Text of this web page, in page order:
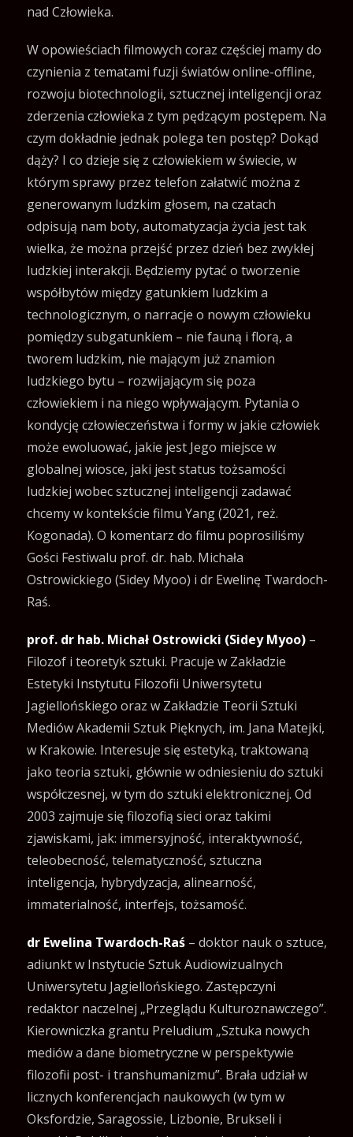
nad Człowieka.
W opowieściach filmowych coraz częściej mamy do
czynienia z tematami fuzji światów online-offline,
rozwoju biotechnologii, sztucznej inteligencji oraz
zderzenia człowieka z tym pędzącym postępem. Na
czym dokładnie jednak polega ten postęp? Dokąd
dąży? I co dzieje się z człowiekiem w świecie, w
którym sprawy przez telefon załatwić można z
generowanym ludzkim głosem, na czatach
odpisują nam boty, automatyzacja życia jest tak
wielka, że można przejść przez dzień bez zwykłej
ludzkiej interakcji. Będziemy pytać o tworzenie
współbytów między gatunkiem ludzkim a
technologicznym, o narracje o nowym człowieku
pomiędzy subgatunkiem – nie fauną i florą, a
tworem ludzkim, nie mającym już znamion
ludzkiego bytu – rozwijającym się poza
człowiekiem i na niego wpływającym. Pytania o
kondycję człowieczeństwa i formy w jakie człowiek
może ewoluować, jakie jest Jego miejsce w
globalnej wiosce, jaki jest status tożsamości
ludzkiej wobec sztucznej inteligencji zadawać
chcemy w kontekście filmu Yang (2021, reż.
Kogonada). O komentarz do filmu poprosiliśmy
Gości Festiwalu prof. dr. hab. Michała
Ostrowickiego (Sidey Myoo) i dr Ewelinę Twardoch-
Raś.
prof. dr hab. Michał Ostrowicki (Sidey Myoo) –
Filozof i teoretyk sztuki. Pracuje w Zakładzie
Estetyki Instytutu Filozofii Uniwersytetu
Jagiellońskiego oraz w Zakładzie Teorii Sztuki
Mediów Akademii Sztuk Pięknych, im. Jana Matejki,
w Krakowie. Interesuje się estetyką, traktowaną
jako teoria sztuki, głównie w odniesieniu do sztuki
współczesnej, w tym do sztuki elektronicznej. Od
2003 zajmuje się filozofią sieci oraz takimi
zjawiskami, jak: immersyjność, interaktywność,
teleobecność, telematyczność, sztuczna
inteligencja, hybrydyzacja, alinearność,
immaterialność, interfejs, tożsamość.
dr Ewelina Twardoch-Raś – doktor nauk o sztuce,
adiunkt w Instytucie Sztuk Audiowizualnych
Uniwersytetu Jagiellońskiego. Zastępczyni
redaktor naczelnej „Przeglądu Kulturoznawczego”.
Kierowniczka grantu Preludium „Sztuka nowych
mediów a dane biometryczne w perspektywie
filozofii post- i transhumanizmu”. Brała udział w
licznych konferencjach naukowych (w tym w
Oksfordzie, Saragossie, Lizbonie, Brukseli i